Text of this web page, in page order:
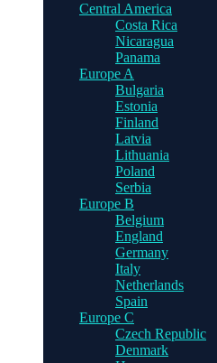
Central America
Costa Rica
Nicaragua
Panama
Europe A
Bulgaria
Estonia
Finland
Latvia
Lithuania
Poland
Serbia
Europe B
Belgium
England
Germany
Italy
Netherlands
Spain
Europe C
Czech Republic
Denmark